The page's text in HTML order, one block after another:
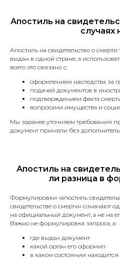
Апостиль на
случаях
Апостиль на свидетельство о
выдан в одной стране, а
всего это связано с:
оформлением наследства за
подачей документов в
подтверждением факта
вопросами имущества и
Мы заранее уточняем требования
документ приняли без
Апостиль на
ли разница в
Формулировки «апостиль
свидетельстве о смерти» означают
на официальный документ, а не на
Важно не формулировка запроса, а:
где выдан документ
какой орган его оформил
в каком состоянии
Наши услуги
Присяжные переводы
Паспорт или иной
удостоверяющий
Свидетельства (о
браке, разводе, смерти).
Водительские права.
Документы на
(техпаспорт, договоры